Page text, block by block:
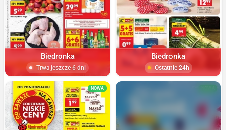
Biedronka
Trwa jeszcze 6 dni
Biedronka
Ostatnie 24h
NOWA